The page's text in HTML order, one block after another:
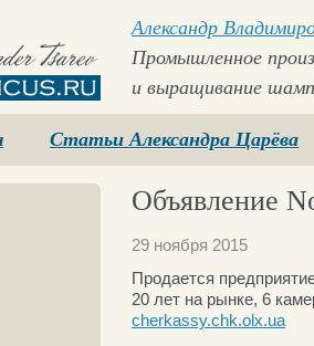
Александр
Промышленное
и выращивание
Статьи Александра Царёва
Объявление
29 ноября 2015
Продается
20 лет на рынке, 6
cherkassy.chk.olx.ua